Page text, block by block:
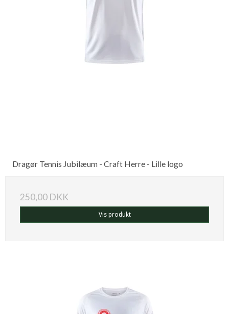
Dragør Tennis Jubilæum - Craft Herre - Lille logo
250,00 DKK
Vis produkt